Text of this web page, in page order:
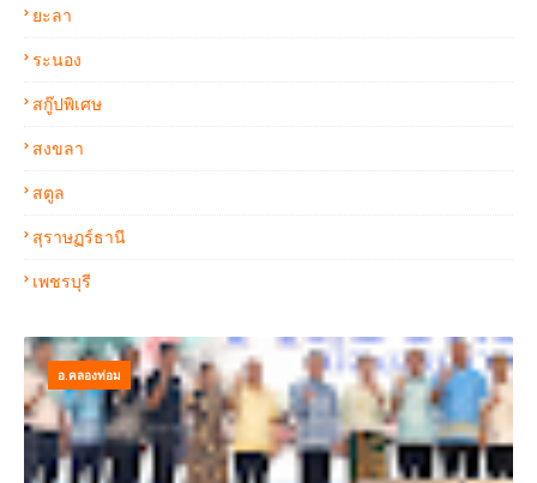
ยะลา
ระนอง
สกู๊ปพิเศษ
สงขลา
สตูล
สุราษฏร์ธานี
เพชรบุรี
อ.คลองท่อม